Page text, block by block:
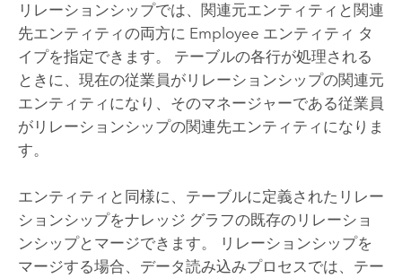
リレーションシップでは、関連元エンティティと関連
先エンティティの両方に Employee エンティティ タ
イプを指定できます。 テーブルの各行が処理される
ときに、現在の従業員がリレーションシップの関連元
エンティティになり、そのマネージャーである従業員
がリレーションシップの関連先エンティティになりま
す。
エンティティと同様に、テーブルに定義されたリレー
ションシップをナレッジ グラフの既存のリレーショ
ンシップとマージできます。 リレーションシップを
マージする場合、データ読み込みプロセスでは、テー